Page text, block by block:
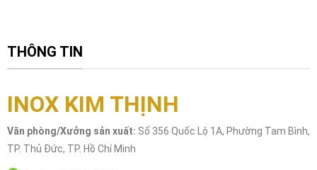
THÔNG TIN
INOX KIM THỊNH
Văn phòng/Xưởng sản xuất: Số 356 Quốc Lộ 1A, Phường Tam Bình,
TP. Thủ Đức, TP. Hồ Chí Minh